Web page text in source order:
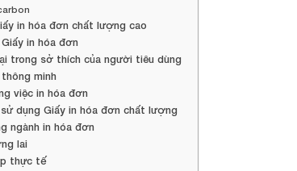
in hóa đơn chất lượng cao
in hóa đơn
trong sở thích của người tiêu dùng
minh
việc in hóa đơn
dụng Giấy in hóa đơn chất lượng
ngành in hóa đơn
lai
thực tế